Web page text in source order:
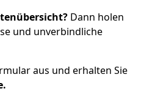
Dann holen
und unverbindliche
aus und erhalten Sie